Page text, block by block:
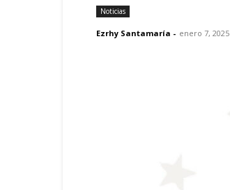
Noticias
Ezrhy Santamaría - enero 7, 2025